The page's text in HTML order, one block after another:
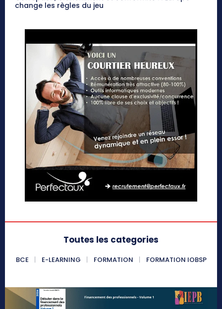
change les règles du jeu
Toutes les categories
BCE E-LEARNING FORMATION FORMATION IOBSP